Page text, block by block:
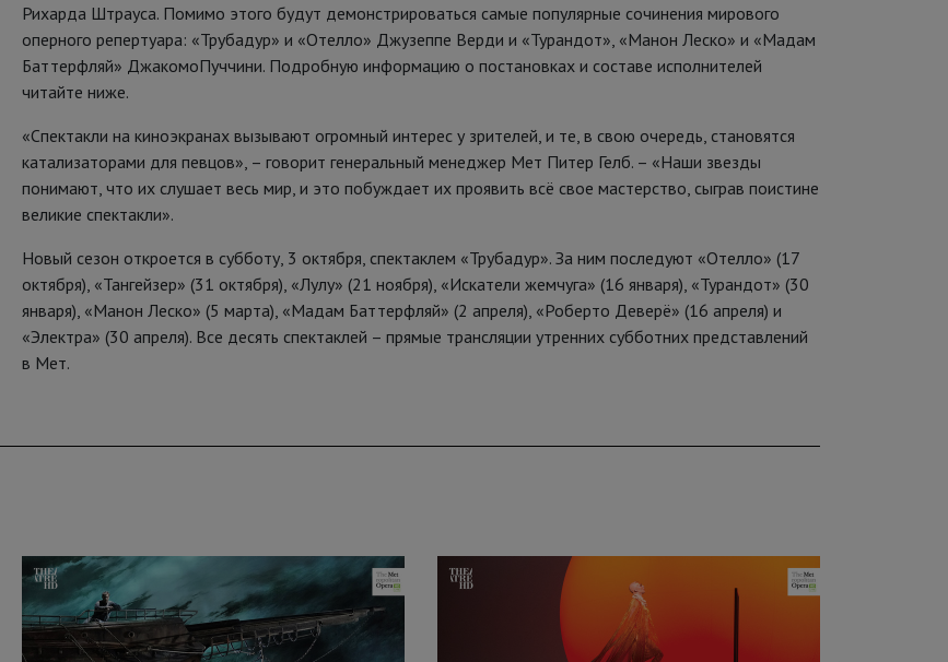
Рихарда Штрауса. Помимо этого будут демонстрироваться самые популярные сочинения мирового
оперного репертуара: «Трубадур» и «Отелло» Джузеппе Верди и «Турандот», «Манон Леско» и «Мадам
Баттерфляй» ДжакомоПуччини. Подробную информацию о постановках и составе исполнителей
читайте ниже.
«Спектакли на киноэкранах вызывают огромный интерес у зрителей, и те, в свою очередь, становятся
катализаторами для певцов», – говорит генеральный менеджер Мет Питер Гелб. – «Наши звезды
понимают, что их слушает весь мир, и это побуждает их проявить всё свое мастерство, сыграв поистине
великие спектакли».
Новый сезон откроется в субботу, 3 октября, спектаклем «Трубадур». За ним последуют «Отелло» (17
октября), «Тангейзер» (31 октября), «Лулу» (21 ноября), «Искатели жемчуга» (16 января), «Турандот» (30
января), «Манон Леско» (5 марта), «Мадам Баттерфляй» (2 апреля), «Роберто Деверё» (16 апреля) и
«Электра» (30 апреля). Все десять спектаклей – прямые трансляции утренних субботних представлений
в Мет.